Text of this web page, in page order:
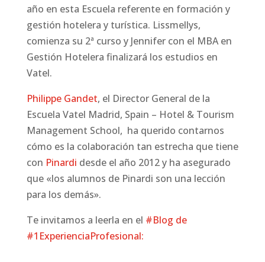
año en esta Escuela referente en formación y
gestión hotelera y turística. Lissmellys,
comienza su 2ª curso y Jennifer con el MBA en
Gestión Hotelera finalizará los estudios en
Vatel.
Philippe Gandet, el Director General de la
Escuela Vatel Madrid, Spain – Hotel & Tourism
Management School, ha querido contarnos
cómo es la colaboración tan estrecha que tiene
con Pinardi desde el año 2012 y ha asegurado
que «los alumnos de Pinardi son una lección
para los demás».
Te invitamos a leerla en el #Blog de
#1ExperienciaProfesional: